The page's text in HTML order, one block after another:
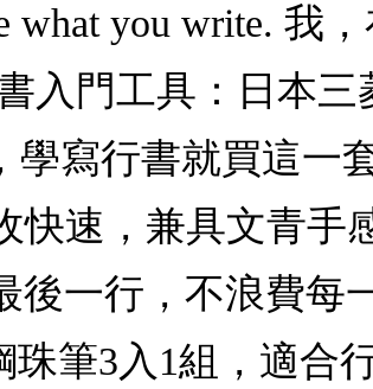
you write. 我
入門工具：日本三
學寫行書就買這一
快速，兼具文青手
後一行，不浪費每
珠筆3入1組，適合